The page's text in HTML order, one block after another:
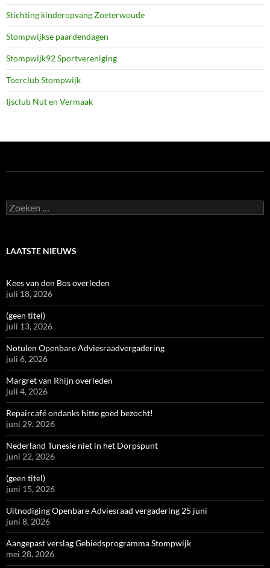
Stichting kinderopvang Zoeterwoude
Stompwijkse paardendagen
Stompwijk92 Sportvereniging
Toerclub Stompwijk
Ijsclub Nut en Vermaak
Zoeken
naar:
LAATSTE NIEUWS
Kees van den Bos overleden
juli 18, 2026
(geen titel)
juli 13, 2026
Notulen Openbare Adviesraadvergadering
juli 6, 2026
Margret van Rhijn overleden
juli 4, 2026
Repaircafé ondanks hitte goed bezocht!
juni 29, 2026
Nederland Tunesië niet in het Dorpspunt
juni 22, 2026
(geen titel)
juni 15, 2026
Uitnodiging Openbare Adviesraad vergadering 25 juni
juni 8, 2026
Aangepast verslag Gebiedsprogramma Stompwijk
mei 28, 2026